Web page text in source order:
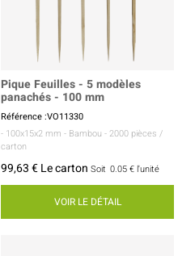
Pique Feuilles - 5 modèles
panachés - 100 mm
Référence :VO11330
- 100x15x2 mm - Bambou - 2000 pièces /
carton
99,63 € Le carton Soit 0.05 € l'unité
VOIR LE DÉTAIL